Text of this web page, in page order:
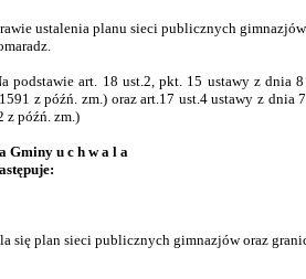
ustalenia planu sieci publicznych
podstawie art. 18 ust.2, pkt. 15 ustawy z dnia
z późń. zm.) oraz art.17 ust.4 ustawy z
z późń. zm.)
Gminy u c h w a l a
się plan sieci publicznych gimnazjów oraz